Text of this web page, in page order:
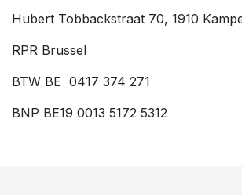
Hubert Tobbackstraat 70, 1910
RPR Brussel
BTW BE 0417 374 271
BNP BE19 0013 5172 5312